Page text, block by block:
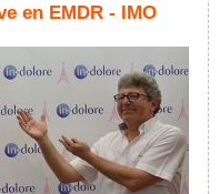
en EMDR - IMO